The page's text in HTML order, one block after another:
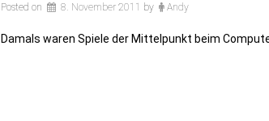
Posted on 8. November 2011 by Andy
Damals waren Spiele der Mittelpunkt beim